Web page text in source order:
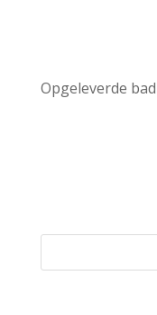
Opgeleverde